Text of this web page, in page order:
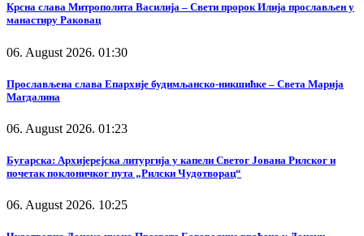
Крсна слава Митрополита Василија – Свети пророк Илија прослављен у
манастиру Раковац
06. August 2026. 01:30
Прослављена слава Епархије будимљанско-никшићке – Света Марија
Магдалина
06. August 2026. 01:23
Бугарска: Архијерејска литургија у капели Светог Јована Рилског и
почетак поклоничког пута „Рилски Чудотворац“
06. August 2026. 10:25